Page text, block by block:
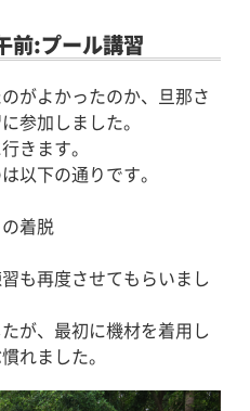
前:プール講習
がよかったのか、旦那さ
参加しました。
きます。
以下の通りです。
着脱
も再度させてもらいまし
が、最初に機材を着用し
れました。